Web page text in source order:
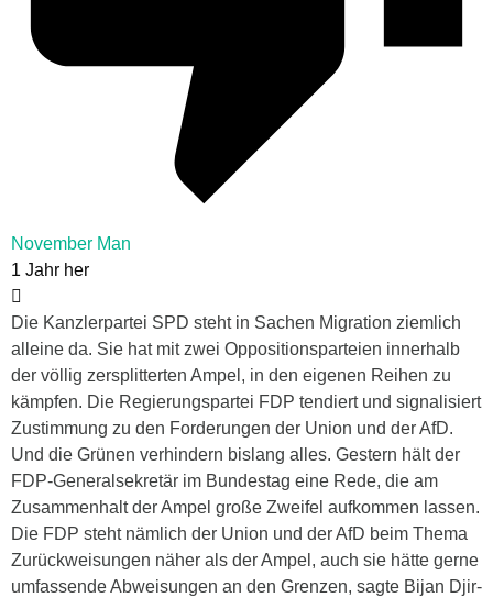
November Man
1 Jahr her
Die Kanzlerpartei SPD steht in Sachen Migration ziemlich
alleine da. Sie hat mit zwei Oppositionsparteien innerhalb
der völlig zersplitterten Ampel, in den eigenen Reihen zu
kämpfen. Die Regierungspartei FDP tendiert und signalisiert
Zustimmung zu den Forderungen der Union und der AfD.
Und die Grünen verhindern bislang alles. Gestern hält der
FDP-Generalsekretär im Bundestag eine Rede, die am
Zusammenhalt der Ampel große Zweifel aufkommen lassen.
Die FDP steht nämlich der Union und der AfD beim Thema
Zurückweisungen näher als der Ampel, auch sie hätte gerne
umfassende Abweisungen an den Grenzen, sagte Bijan Djir-